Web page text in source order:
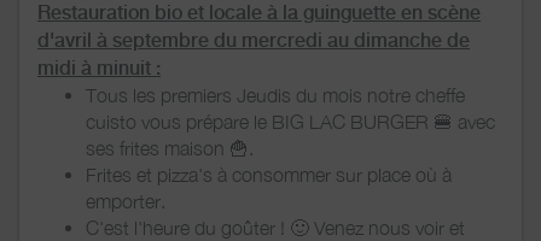
Restauration bio et locale à la guinguette en scène
d'avril à septembre du mercredi au dimanche de
midi à minuit :
Tous les premiers Jeudis du mois notre cheffe
cuisto vous prépare le BIG LAC BURGER 🍔 avec
ses frites maison 🍟.
Frites et pizza's à consommer sur place où à
emporter.
C'est l'heure du goûter ! 🙂 Venez nous voir et